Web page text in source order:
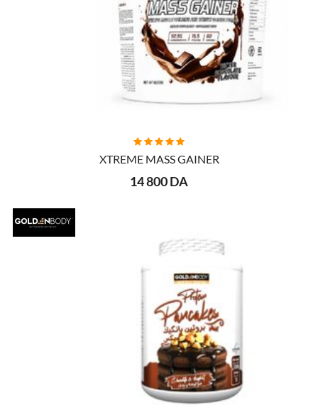
AJOUTER AU PANIER
XTREME MASS GAINER
14 800 DA